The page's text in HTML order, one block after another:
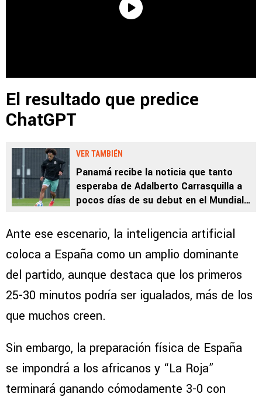
El resultado que predice
ChatGPT
VER TAMBIÉN
Panamá recibe la noticia que tanto
esperaba de Adalberto Carrasquilla a
pocos días de su debut en el Mundial
Ante ese escenario, la inteligencia artificial
coloca a España como un amplio dominante
del partido, aunque destaca que los primeros
25-30 minutos podría ser igualados, más de los
que muchos creen.
Sin embargo, la preparación física de España
se impondrá a los africanos y “La Roja”
terminará ganando cómodamente 3-0 con